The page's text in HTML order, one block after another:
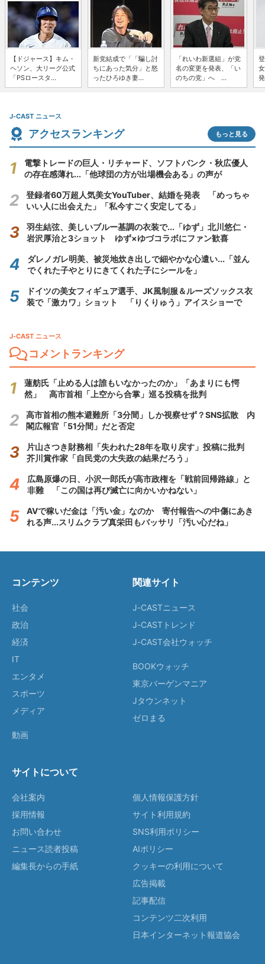
【ドジャース】キム・
ヘソン、大リーグ公式
「PSロースタ...
新党結成で「「騙し討
ちにあった気分」と怒
ったひろゆき妻...
「れいわ新選組」が党
名の変更を発表、「い
のちの党」へ ...
J-CAST ニュース
アクセスランキング もっと見る
電撃トレードの巨人・リチャード、ソフトバンク・秋広優人
の存在感薄れ...「他球団の方が出場機会ある」の声が
登録者60万超人気美女YouTuber、結婚を発表 「めっちゃ
いい人に出会えた」「私今すごく安定してる」
羽生結弦、美しいブルー基調の衣装で...「ゆず」北川悠仁・
岩沢厚治と3ショット ゆず×ゆづコラボにファン歓喜
ダレノガレ明美、被災地炊き出しで細やかな心遣い...「並ん
でくれた子やとりにきてくれた子にシールを」
ドイツの美女フィギュア選手、JK風制服＆ルーズソックス衣
装で「激カワ」ショット 「りくりゅう」アイスショーで
J-CAST ニュース
コメントランキング
蓮舫氏「止める人は誰もいなかったのか」「あまりにも愕
然」 高市首相「上空から合掌」巡る投稿を批判
高市首相の熊本避難所「3分間」しか視察せず？SNS拡散 内
閣広報官「51分間」だと否定
片山さつき財務相「失われた28年を取り戻す」投稿に批判
芥川賞作家「自民党の大失政の結果だろう」
広島原爆の日、小沢一郎氏が高市政権を「戦前回帰路線」と
非難 「この国は再び滅亡に向かいかねない」
AVで稼いだ金は「汚い金」なのか 寄付報告への中傷にあき
れる声...スリムクラブ真栄田もバッサリ「汚い心だね」
コンテンツ
社会
政治
経済
IT
エンタメ
スポーツ
メディア
動画
関連サイト
J-CASTニュース
J-CASTトレンド
J-CAST会社ウォッチ
BOOKウォッチ
東京バーゲンマニア
Jタウンネット
ゼロまる
サイトについて
会社案内
採用情報
お問い合わせ
ニュース読者投稿
編集長からの手紙
個人情報保護方針
サイト利用規約
SNS利用ポリシー
AIポリシー
クッキーの利用について
広告掲載
記事配信
コンテンツ二次利用
日本インターネット報道協会